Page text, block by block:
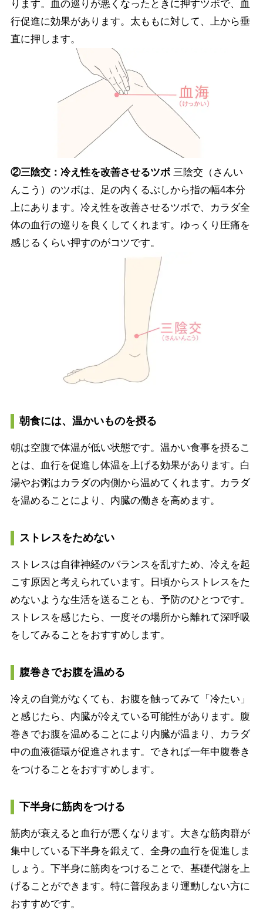
ります。血の巡りが悪くなったときに押すツボで、血
行促進に効果があります。太ももに対して、上から垂
直に押します。
②三陰交：冷え性を改善させるツボ三陰交（さんい
んこう）のツボは、足の内くるぶしから指の幅4本分
上にあります。冷え性を改善させるツボで、カラダ全
体の血行の巡りを良くしてくれます。ゆっくり圧痛を
感じるくらい押すのがコツです。
朝食には、温かいものを摂る
朝は空腹で体温が低い状態です。温かい食事を摂るこ
とは、血行を促進し体温を上げる効果があります。白
湯やお粥はカラダの内側から温めてくれます。カラダ
を温めることにより、内臓の働きを高めます。
ストレスをためない
ストレスは自律神経のバランスを乱すため、冷えを起
こす原因と考えられています。日頃からストレスをた
めないような生活を送ることも、予防のひとつです。
ストレスを感じたら、一度その場所から離れて深呼吸
をしてみることをおすすめします。
腹巻きでお腹を温める
冷えの自覚がなくても、お腹を触ってみて「冷たい」
と感じたら、内臓が冷えている可能性があります。腹
巻きでお腹を温めることにより内臓が温まり、カラダ
中の血液循環が促進されます。できれば一年中腹巻き
をつけることをおすすめします。
下半身に筋肉をつける
筋肉が衰えると血行が悪くなります。大きな筋肉群が
集中している下半身を鍛えて、全身の血行を促進しま
しょう。下半身に筋肉をつけることで、基礎代謝を上
げることができます。特に普段あまり運動しない方に
おすすめです。